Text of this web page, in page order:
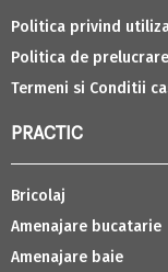
Politica privind
Politica de
Termeni si Conditii
PRACTIC
Bricolaj
Amenajare bucatarie
Amenajare baie